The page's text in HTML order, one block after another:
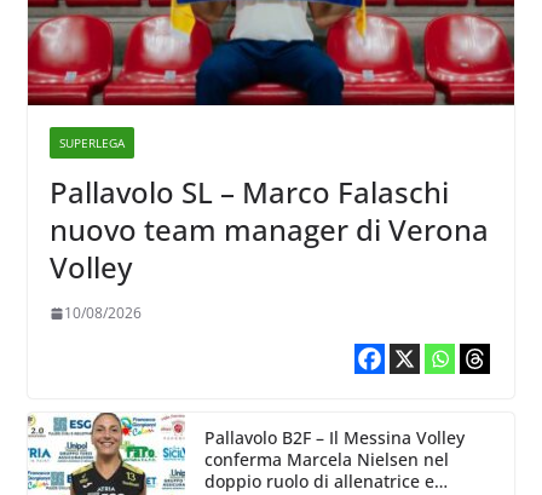
SUPERLEGA
Pallavolo SL – Marco Falaschi
nuovo team manager di Verona
Volley
10/08/2026
Pallavolo B2F – Il Messina Volley
conferma Marcela Nielsen nel
doppio ruolo di allenatrice e